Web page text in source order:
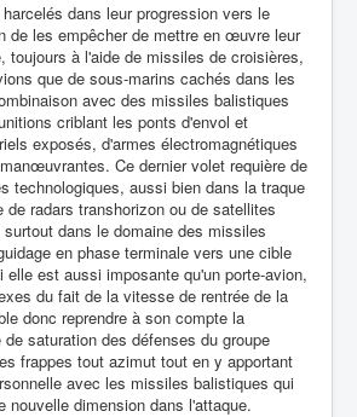
dans leur progression vers le
de les empêcher de mettre en œuvre leur
toujours à l'aide de missiles de croisières,
que de sous-marins cachés dans les
avec des missiles balistiques
criblant les ponts d'envol et
exposés, d'armes électromagnétiques
Ce dernier volet requière de
technologiques, aussi bien dans la traque
de radars transhorizon ou de satellites
dans le domaine des missiles
en phase terminale vers une cible
elle est aussi imposante qu'un porte-avion,
du fait de la vitesse de rentrée de la
donc reprendre à son compte la
saturation des défenses du groupe
frappes tout azimut tout en y apportant
avec les missiles balistiques qui
nouvelle dimension dans l'attaque.